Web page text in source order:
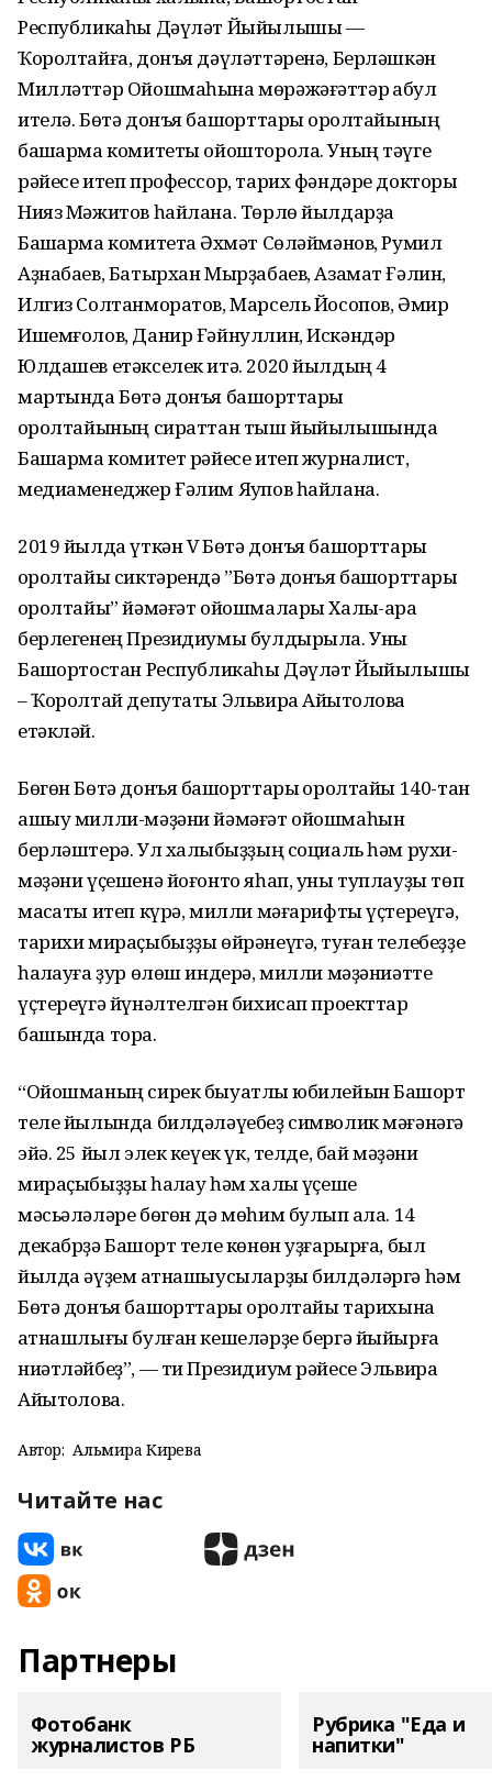
Республикаһы Дәүләт Йыйылышы —
Ҡоролтайға, донъя дәүләттәренә, Берләшкән
Милләттәр Ойошмаһына мөрәжәғәттәр ҡабул
ителә. Бөтә донъя башҡорттары ҡоролтайының
башҡарма комитеты ойошторола. Уның тәүге
рәйесе итеп профессор, тарих фәндәре докторы
Нияз Мәжитов һайлана. Төрлө йылдарҙа
Башҡарма комитетҡа Әхмәт Сөләймәнов, Румил
Аҙнабаев, Батырхан Мырҙабаев, Азамат Ғәлин,
Илгиз Солтанморатов, Марсель Йосопов, Әмир
Ишемғолов, Данир Ғәйнуллин, Искәндәр
Юлдашев етәкселек итә. 2020 йылдың 4
мартында Бөтә донъя башҡорттары
ҡоролтайының сираттан тыш йыйылышында
Башҡарма комитет рәйесе итеп журналист,
медиаменеджер Ғәлим Яҡупов һайлана.
2019 йылда үткән V Бөтә донъя башҡорттары
ҡоролтайы сиктәрендә ”Бөтә донъя башҡорттары
ҡоролтайы” йәмәғәт ойошмалары Халыҡ-ара
берлегенең Президиумы булдырыла. Уны
Башҡортостан Республикаһы Дәүләт Йыйылышы
– Ҡоролтай депутаты Эльвира Айытҡолова
етәкләй.
Бөгөн Бөтә донъя башҡорттары ҡоролтайы 140-тан
ашыу милли-мәҙәни йәмәғәт ойошмаһын
берләштерә. Ул халҡыбыҙҙың социаль һәм рухи-
мәҙәни үҫешенә йоғонто яһап, уны туплауҙы төп
маҡсаты итеп күрә, милли мәғарифты үҫтереүгә,
тарихи мираҫыбыҙҙы өйрәнеүгә, туған телебеҙҙе
һаҡлауға ҙур өлөш индерә, милли мәҙәниәтте
үҫтереүгә йүнәлтелгән бихисап проекттар
башында тора.
“Ойошманың сирек быуатлыҡ юбилейын Башҡорт
теле йылында билдәләүебеҙ символик мәғәнәгә
эйә. 25 йыл элек кеүек үк, телде, бай мәҙәни
мираҫыбыҙҙы һаҡлау һәм халыҡ үҫеше
мәсьәләләре бөгөн дә мөһим булып ҡала. 14
декабрҙә Башҡорт теле көнөн уҙғарырға, был
йылда әүҙем ҡатнашыусыларҙы билдәләргә һәм
Бөтә донъя башҡорттары ҡоролтайы тарихына
ҡатнашлығы булған кешеләрҙе бергә йыйырға
ниәтләйбеҙ”, — ти Президиум рәйесе Эльвира
Айытҡолова.
Автор: Альмира Кирәева
Читайте нас
Партнеры
Фотобанк
журналистов РБ
Рубрика "Еда и
напитки"